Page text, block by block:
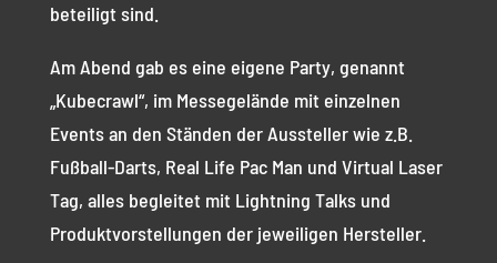
beteiligt sind.
Am Abend gab es eine eigene Party, genannt
„Kubecrawl“, im Messegelände mit einzelnen
Events an den Ständen der Aussteller wie z.B.
Fußball-Darts, Real Life Pac Man und Virtual Laser
Tag, alles begleitet mit Lightning Talks und
Produktvorstellungen der jeweiligen Hersteller.